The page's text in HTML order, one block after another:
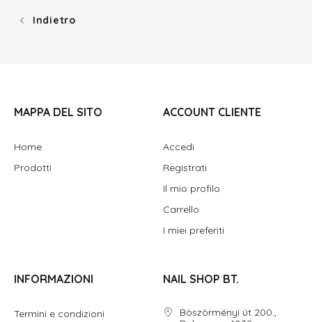
Indietro
MAPPA DEL SITO
Home
Prodotti
ACCOUNT CLIENTE
Accedi
Registrati
Il mio profilo
Carrello
I miei preferiti
INFORMAZIONI
Termini e condizioni
NAIL SHOP BT.
Böszörményi út 200.,